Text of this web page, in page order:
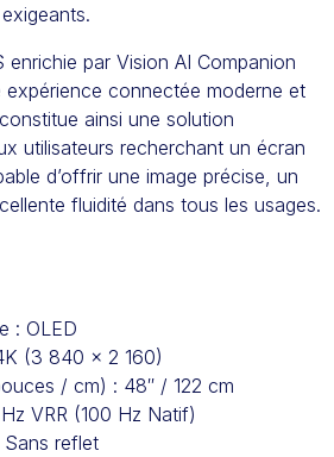
par Vision AI Companion
expérience connectée moderne et
ainsi une solution
utilisateurs recherchant un écran
d’offrir une image précise, un
fluidité dans tous les usages.
: OLED
(3 840 x 2 160)
/ cm) : 48″ / 122 cm
VRR (100 Hz Natif)
Sans reflet